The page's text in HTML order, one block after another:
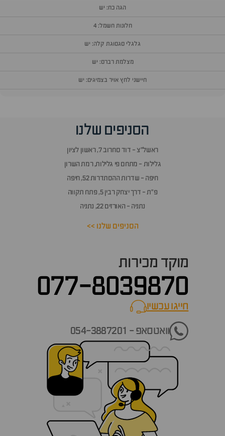
הגה כח: יש
חלונות חשמל: 4
גלגלי סגסוגת קלה: יש
מצלמת רברס: יש
חיישני לחץ אויר בצמיגים: יש
הסניפים שלנו
ראשל״צ - דוד סחרוב 7, ראשון לציון
גלילות - מתחם פי גלילות, רמת השרון
חיפה - שדרות ההסתדרות 52, חיפה
פ״ת - דרך יצחק רבין 5, פתח תקווה
נתניה - האורזים 22, נתניה
הסניפים שלנו >>
מוקד מכירות
077-8039870
חייגו עכשיוcall now
וואטסאפ - 054-3887201